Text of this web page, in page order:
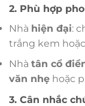
2. Phù hợp
Nhà hiện đại:
trắng kem
Nhà tân cổ
văn nhẹ hoặc
3. Cân nhắc